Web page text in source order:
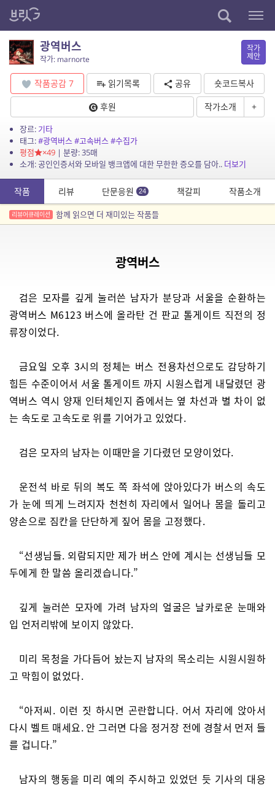
광역버스
작가: marnorte
작가
제안
작품공감 7 읽기목록 공유
숏코드복사
후원
작가소개 +
장르: 기타
태그:#광역버스#고속버스#수집가
평점
×49| 분량: 35매
소개: 공인인증서와 모바일 뱅크앱에 대한 무한한 증오를 담아.. 더보기
작품 리뷰 단문응원 24 책갈피 작품소개
리뷰어큐레이션 함께 읽으면 더 재미있는 작품들
광역버스
검은 모자를 깊게 눌러쓴 남자가 분당과 서울을 순환하는
광역버스 M6123 버스에 올라탄 건 판교 톨게이트 직전의 정
류장이었다.
금요일 오후 3시의 정체는 버스 전용차선으로도 감당하기
힘든 수준이어서 서울 톨게이트 까지 시원스럽게 내달렸던 광
역버스 역시 양재 인터체인지 즘에서는 옆 차선과 별 차이 없
는 속도로 고속도로 위를 기어가고 있었다.
검은 모자의 남자는 이때만을 기다렸던 모양이었다.
운전석 바로 뒤의 복도 쪽 좌석에 앉아있다가 버스의 속도
가 눈에 띄게 느려지자 천천히 자리에서 일어나 몸을 돌리고
양손으로 짐칸을 단단하게 짚어 몸을 고정했다.
“선생님들. 외람되지만 제가 버스 안에 계시는 선생님들 모
두에게 한 말씀 올리겠습니다.”
깊게 눌러쓴 모자에 가려 남자의 얼굴은 날카로운 눈매와
입 언저리밖에 보이지 않았다.
미리 목청을 가다듬어 놨는지 남자의 목소리는 시원시원하
고 막힘이 없었다.
“아저씨. 이런 짓 하시면 곤란합니다. 어서 자리에 앉아서
다시 벨트 매세요. 안 그러면 다음 정거장 전에 경찰서 먼저 들
를 겁니다.”
남자의 행동을 미리 예의 주시하고 있었던 듯 기사의 대응